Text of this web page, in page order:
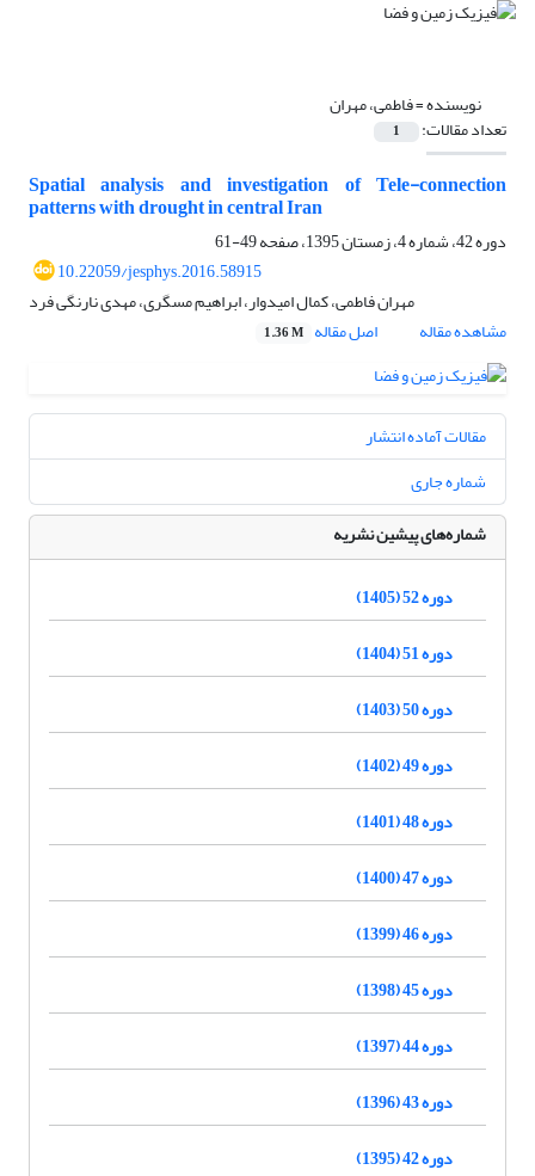
نویسنده =فاطمی، مهران
تعداد مقالات: 1
Spatial analysis and investigation of Tele-connection
patterns with drought in central Iran
دوره 42، شماره 4، زمستان 1395، صفحه
49-61
10.22059/jesphys.2016.58915
مهران فاطمی، کمال امیدوار، ابراهیم مسگری، مهدی نارنگی فرد
مشاهده مقاله
اصل مقاله 1.36 M
مقالات آماده انتشار
شماره جاری
شماره‌های پیشین نشریه
دوره 52 (1405)
دوره 51 (1404)
دوره 50 (1403)
دوره 49 (1402)
دوره 48 (1401)
دوره 47 (1400)
دوره 46 (1399)
دوره 45 (1398)
دوره 44 (1397)
دوره 43 (1396)
دوره 42 (1395)